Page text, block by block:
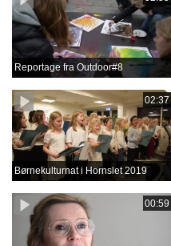
Reportage fra Outdoor#8
02:37
Børnekulturnat i Hornslet 2019
00:59